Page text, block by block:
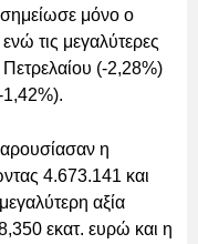
μόνο ο
τις μεγαλύτερες
Πετρελαίου (-2,28%)
1,42%).
η
4.673.141 και
αξία
εκατ. ευρώ και η